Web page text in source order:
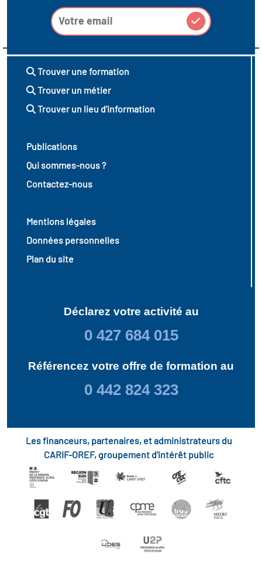
Trouver une formation
Trouver un métier
Trouver un lieu d'information
Publications
Qui sommes-nous ?
Contactez-nous
Mentions légales
Données personnelles
Plan du site
Déclarez votre activité au
0 427 684 015
Référencez votre offre de formation au
0 442 824 323
Les financeurs, partenaires, et administrateurs du
CARIF-OREF, groupement d'intérêt public